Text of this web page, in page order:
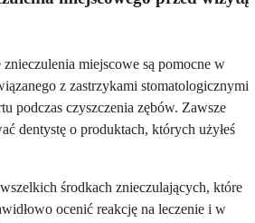
miejscowe są pomocne w
z zastrzykami stomatologicznymi
podczas czyszczenia zębów. Zawsze
dentystę o produktach, których użyłeś
środkach znieczulających, które
ocenić reakcję na leczenie i w